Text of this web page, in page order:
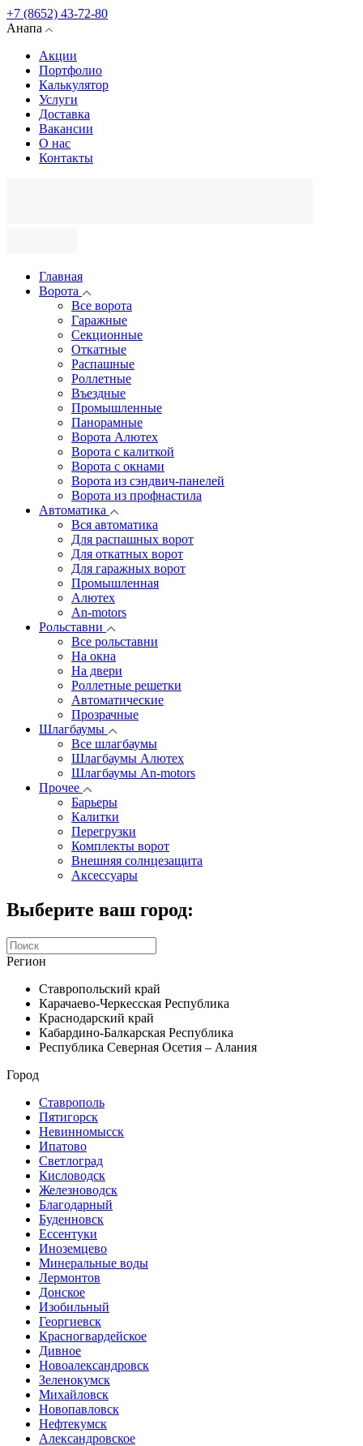
+7 (8652) 43-72-80
Анапа
Акции
Портфолио
Калькулятор
Услуги
Доставка
Вакансии
О нас
Контакты
Главная
Ворота
Все ворота
Гаражные
Секционные
Откатные
Распашные
Роллетные
Въездные
Промышленные
Панорамные
Ворота Алютех
Ворота с калиткой
Ворота c окнами
Ворота из сэндвич-панелей
Ворота из профнастила
Автоматика
Вся автоматика
Для распашных ворот
Для откатных ворот
Для гаражных ворот
Промышленная
Алютех
An-motors
Рольставни
Все рольставни
На окна
На двери
Роллетные решетки
Автоматические
Прозрачные
Шлагбаумы
Все шлагбаумы
Шлагбаумы Алютех
Шлагбаумы An-motors
Прочее
Барьеры
Калитки
Перегрузки
Комплекты ворот
Внешняя солнцезащита
Аксессуары
Выберите ваш город:
Регион
Ставропольский край
Карачаево-Черкесская Республика
Краснодарский край
Кабардино-Балкарская Республика
Республика Северная Осетия – Алания
Город
Ставрополь
Пятигорск
Невинномысск
Ипатово
Светлоград
Кисловодск
Железноводск
Благодарный
Буденновск
Ессентуки
Иноземцево
Минеральные воды
Лермонтов
Донское
Изобильный
Георгиевск
Красногвардейское
Дивное
Новоалександровск
Зеленокумск
Михайловск
Новопавловск
Нефтекумск
Александровское